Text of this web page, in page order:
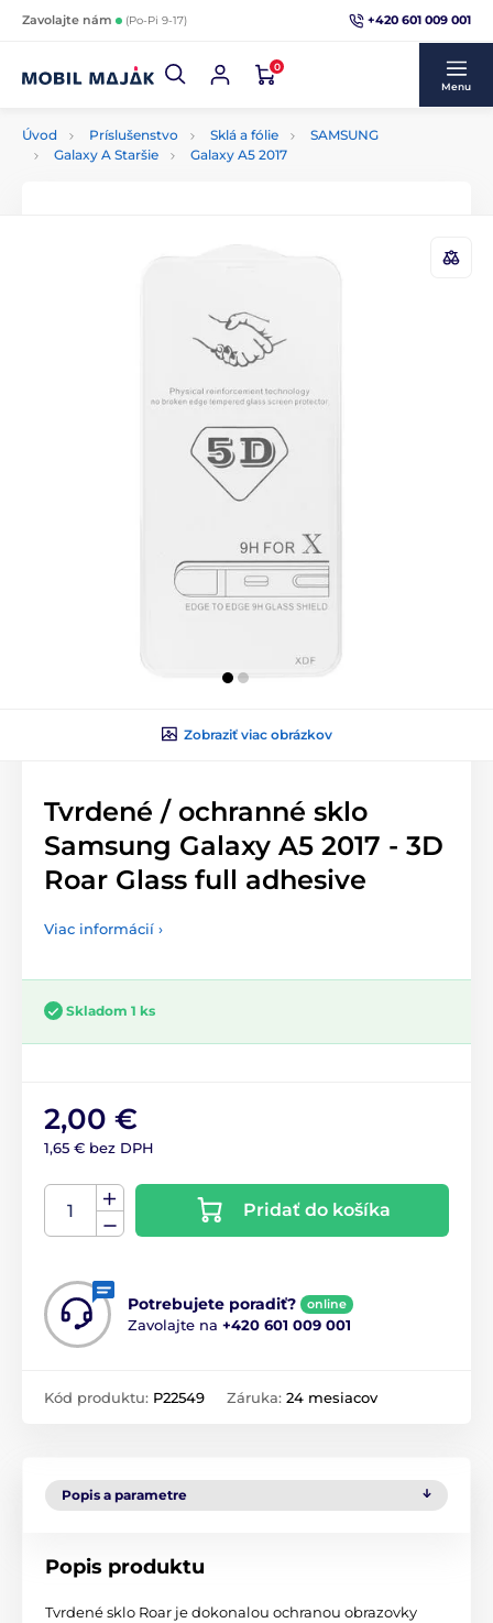
Zavolajte nám (Po-Pi 9-17) +420 601 009 001
0
Menu
Úvod Príslušenstvo Sklá a fólie
SAMSUNG
Galaxy A Staršie
Galaxy A5 2017
Zobraziť viac obrázkov
Tvrdené / ochranné sklo
Samsung Galaxy A5 2017 - 3D
Roar Glass full adhesive
Viac informácií ›
Skladom 1 ks
2,00 €
1,65 € bez DPH
Pridať do košíka
Potrebujete poradiť? online
Zavolajte na +420 601 009 001
Kód produktu: P22549 Záruka: 24 mesiacov
Popis a parametre
Popis produktu
Tvrdené sklo Roar je dokonalou ochranou obrazovky